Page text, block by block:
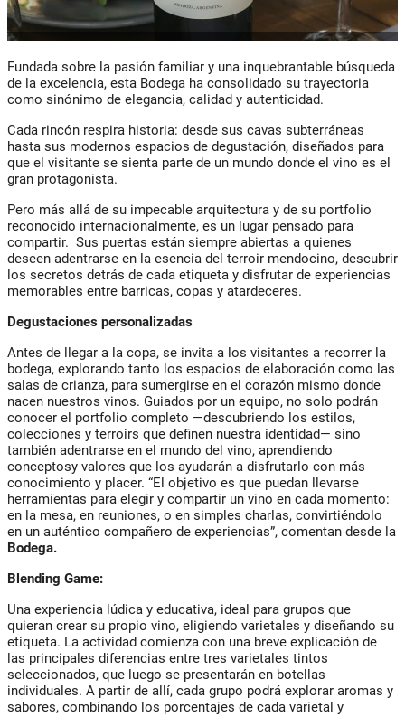
Fundada sobre la pasión familiar y una inquebrantable búsqueda
de la excelencia, esta Bodega ha consolidado su trayectoria
como sinónimo de elegancia, calidad y autenticidad.
Cada rincón respira historia: desde sus cavas subterráneas
hasta sus modernos espacios de degustación, diseñados para
que el visitante se sienta parte de un mundo donde el vino es el
gran protagonista.
Pero más allá de su impecable arquitectura y de su portfolio
reconocido internacionalmente, es un lugar pensado para
compartir. Sus puertas están siempre abiertas a quienes
deseen adentrarse en la esencia del terroir mendocino, descubrir
los secretos detrás de cada etiqueta y disfrutar de experiencias
memorables entre barricas, copas y atardeceres.
Degustaciones personalizadas
Antes de llegar a la copa, se invita a los visitantes a recorrer la
bodega, explorando tanto los espacios de elaboración como las
salas de crianza, para sumergirse en el corazón mismo donde
nacen nuestros vinos. Guiados por un equipo, no solo podrán
conocer el portfolio completo —descubriendo los estilos,
colecciones y terroirs que definen nuestra identidad— sino
también adentrarse en el mundo del vino, aprendiendo
conceptosy valores que los ayudarán a disfrutarlo con más
conocimiento y placer. “El objetivo es que puedan llevarse
herramientas para elegir y compartir un vino en cada momento:
en la mesa, en reuniones, o en simples charlas, convirtiéndolo
en un auténtico compañero de experiencias”, comentan desde la
Bodega.
Blending Game:
Una experiencia lúdica y educativa, ideal para grupos que
quieran crear su propio vino, eligiendo varietales y diseñando su
etiqueta. La actividad comienza con una breve explicación de
las principales diferencias entre tres varietales tintos
seleccionados, que luego se presentarán en botellas
individuales. A partir de allí, cada grupo podrá explorar aromas y
sabores, combinando los porcentajes de cada varietal y